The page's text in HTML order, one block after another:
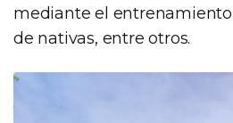
mediante el
de nativas, entre otros.